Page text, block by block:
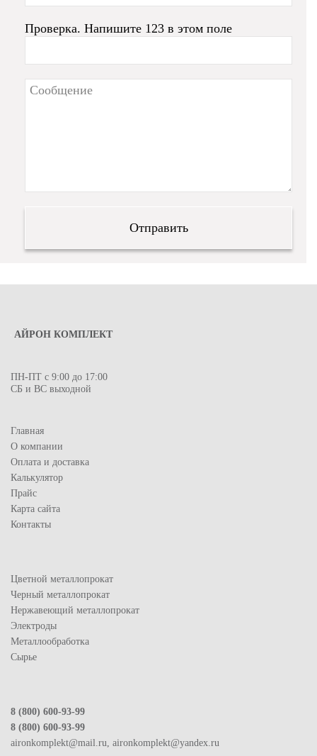
Проверка. Напишите 123 в этом поле
АЙРОН КОМПЛЕКТ
ПН-ПТ с 9:00 до 17:00
СБ и ВС выходной
Главная
О компании
Оплата и доставка
Калькулятор
Прайс
Карта сайта
Контакты
Цветной металлопрокат
Черный металлопрокат
Нержавеющий металлопрокат
Электроды
Металлообработка
Сырье
8 (800) 600-93-99
8 (800) 600-93-99
aironkomplekt@mail.ru, aironkomplekt@yandex.ru